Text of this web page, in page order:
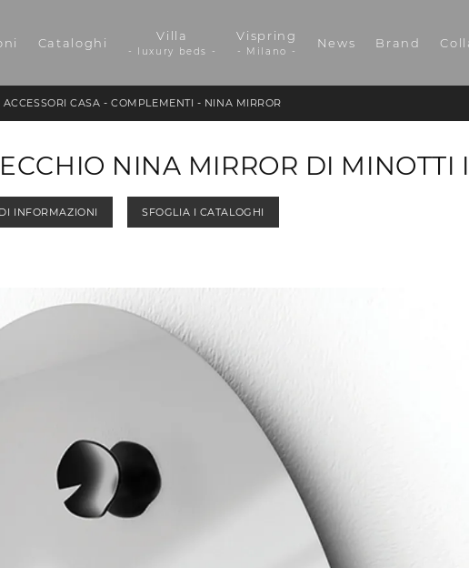
Cataloghi Villa
- luxury beds -
Vispring
- Milano -
News Brand
ACCESSORI CASA -COMPLEMENTI - NINA MIRROR
NINA MIRROR DI MINOTTI
INFORMAZIONI SFOGLIA I CATALOGHI